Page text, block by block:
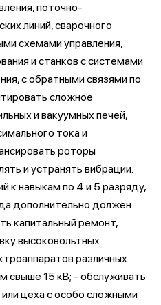
поточно-
линий, сварочного
схемами управления,
и станков с системами
с обратными связями по
сложное
и вакуумных печей,
тока и
роторы
и устранять вибрации.
к навыкам по 4 и 5 разряду,
дополнительно должен
капитальный ремонт,
высоковольтных
различных
свыше 15 кВ; - обслуживать
цеха с особо сложными